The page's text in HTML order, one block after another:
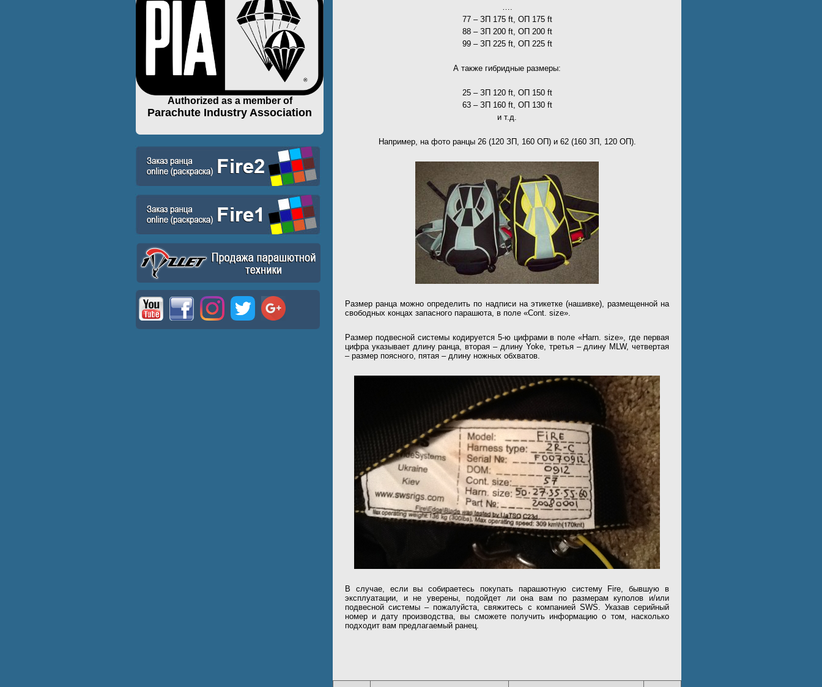
Authorized as a member of
Parachute Industry Association
….
77 – ЗП 175 ft, OП 175 ft
88 – ЗП 200 ft, OП 200 ft
99 – ЗП 225 ft, OП 225 ft
А также гибридные размеры:
25 – ЗП 120 ft, OП 150 ft
63 – ЗП 160 ft, OП 130 ft
и т.д.
Например, на фото ранцы 26 (120 ЗП, 160 ОП) и 62 (160 ЗП, 120 ОП).
Размер ранца можно определить по надписи на этикетке (нашивке), размещенной на
свободных концах запасного парашюта, в поле «Cont. size».
Размер подвесной системы кодируется 5-ю цифрами в поле «Harn. size», где первая
цифра указывает длину ранца, вторая – длину Yoke, третья – длину MLW, четвертая
– размер поясного, пятая – длину ножных обхватов.
В случае, если вы собираетесь покупать парашютную систему Fire, бывшую в
эксплуатации, и не уверены, подойдет ли она вам по размерам куполов и/или
подвесной системы – пожалуйста, свяжитесь с компанией SWS. Указав серийный
номер и дату производства, вы сможете получить информацию о том, насколько
подходит вам предлагаемый ранец.